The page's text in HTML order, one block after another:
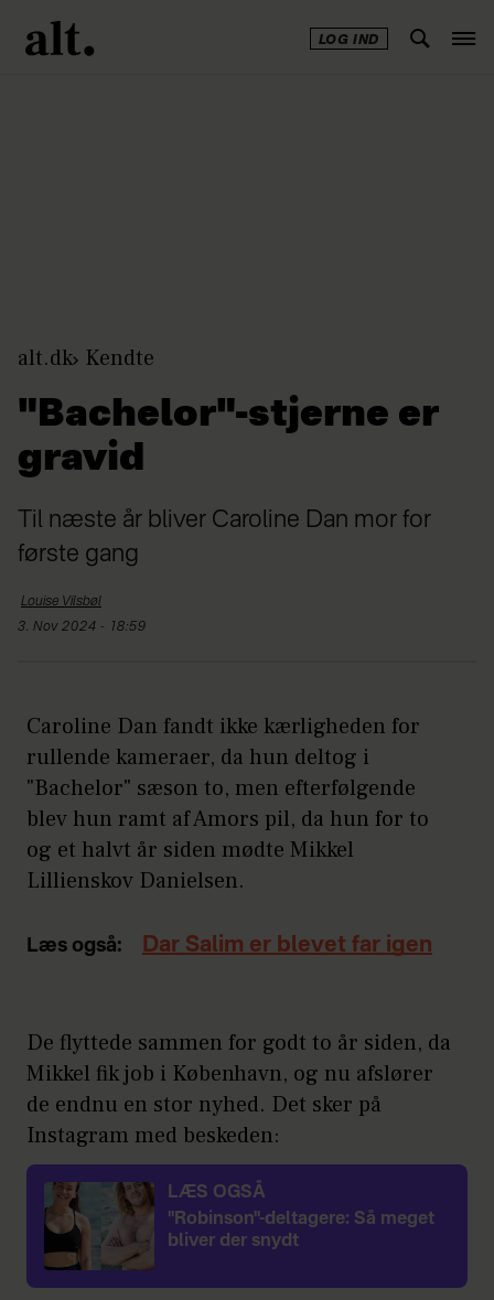
LOG IND
alt.dk Kendte
"Bachelor"-stjerne er
gravid
Til næste år bliver Caroline Dan mor for
første gang
Louise Vilsbøl
3. Nov 2024 - 18:59
Caroline Dan fandt ikke kærligheden for
rullende kameraer, da hun deltog i
"Bachelor" sæson to, men efterfølgende
blev hun ramt af Amors pil, da hun for to
og et halvt år siden mødte Mikkel
Lillienskov Danielsen.
Læs også: Dar Salim er blevet far igen
De flyttede sammen for godt to år siden, da
Mikkel fik job i København, og nu afslører
de endnu en stor nyhed. Det sker på
Instagram med beskeden:
LÆS OGSÅ
"Robinson"-deltagere: Så meget
bliver der snydt